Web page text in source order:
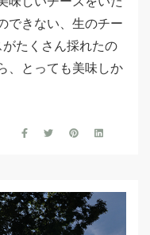
できない、生のチー
たくさん採れたの
、とっても美味しか